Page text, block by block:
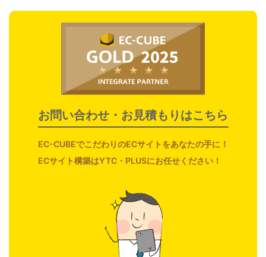
お問い合わせ・お見積もりはこちら
EC-CUBEでこだわりのECサイトをあなたの手に！
ECサイト構築はYTC・PLUSにお任せください！